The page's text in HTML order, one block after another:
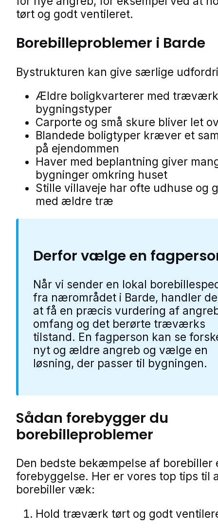
tørt og godt ventileret.
Borebilleproblemer i Barde
Bystrukturen kan give særlige
Ældre boligkvarterer med
bygningstyper
Carporte og små skure bliver let
Blandede boligtyper kræver et
på ejendommen
Haver med beplantning giver
bygninger omkring huset
Stille villaveje har ofte udhuse og
med ældre træ
Derfor vælge en
Når vi sender en lokal
fra nærområdet i Barde, handler
at få en præcis vurdering af
omfang og det berørte træværks
tilstand. En fagperson kan se
nyt og ældre angreb og vælge en
løsning, der passer til bygningen.
Sådan forebygger du
borebilleproblemer
Den bedste bekæmpelse af borebiller
forebyggelse. Her er vores top tips til
borebiller væk:
Hold træværk tørt og godt